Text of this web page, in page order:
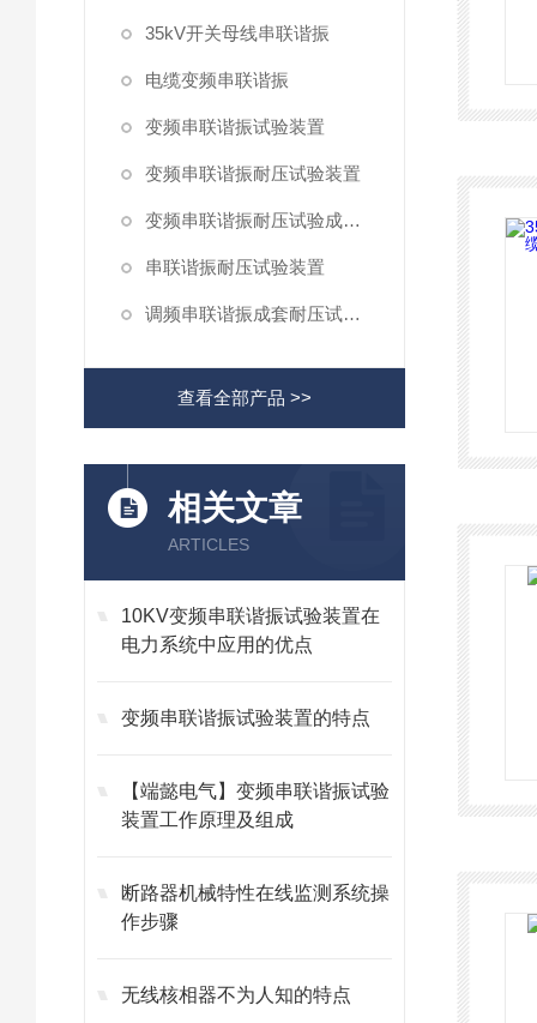
35kV开关母线串联谐振
电缆变频串联谐振
变频串联谐振试验装置
变频串联谐振耐压试验装置
变频串联谐振耐压试验成套装置
串联谐振耐压试验装置
调频串联谐振成套耐压试验装置
查看全部产品 >>
相关文章
ARTICLES
10KV变频串联谐振试验装置在
电力系统中应用的优点
变频串联谐振试验装置的特点
【端懿电气】变频串联谐振试验
装置工作原理及组成
断路器机械特性在线监测系统操
作步骤
无线核相器不为人知的特点